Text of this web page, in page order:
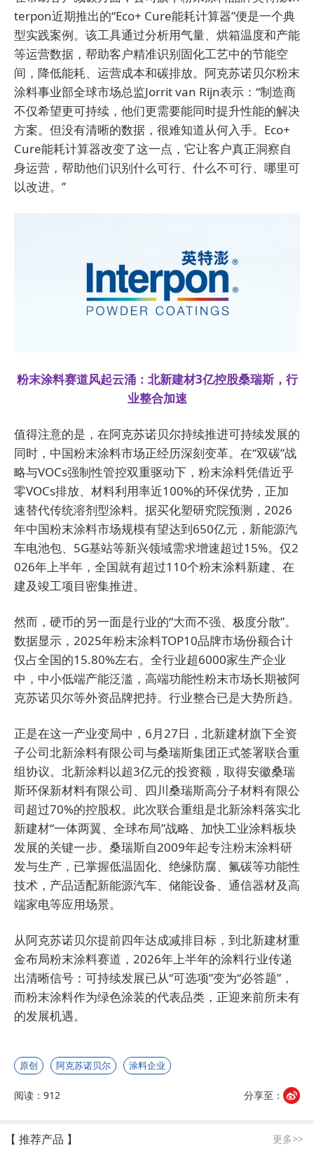
terpon近期推出的“Eco+ Cure能耗计算器”便是一个典
型实践案例。该工具通过分析用气量、烘箱温度和产能
等运营数据，帮助客户精准识别固化工艺中的节能空
间，降低能耗、运营成本和碳排放。阿克苏诺贝尔粉末
涂料事业部全球市场总监Jorrit van Rijn表示：“制造商
不仅希望更可持续，他们更需要能同时提升性能的解决
方案。但没有清晰的数据，很难知道从何入手。Eco+
Cure能耗计算器改变了这一点，它让客户真正洞察自
身运营，帮助他们识别什么可行、什么不可行、哪里可
以改进。”
粉末涂料赛道风起云涌：北新建材3亿控股桑瑞斯，行
业整合加速
值得注意的是，在阿克苏诺贝尔持续推进可持续发展的
同时，中国粉末涂料市场正经历深刻变革。在“双碳”战
略与VOCs强制性管控双重驱动下，粉末涂料凭借近乎
零VOCs排放、材料利用率近100%的环保优势，正加
速替代传统溶剂型涂料。据买化塑研究院预测，2026
年中国粉末涂料市场规模有望达到650亿元，新能源汽
车电池包、5G基站等新兴领域需求增速超过15%。仅2
026年上半年，全国就有超过110个粉末涂料新建、在
建及竣工项目密集推进。
然而，硬币的另一面是行业的“大而不强、极度分散”。
数据显示，2025年粉末涂料TOP10品牌市场份额合计
仅占全国的15.80%左右。全行业超6000家生产企业
中，中小低端产能泛滥，高端功能性粉末市场长期被阿
克苏诺贝尔等外资品牌把持。行业整合已是大势所趋。
正是在这一产业变局中，6月27日，北新建材旗下全资
子公司北新涂料有限公司与桑瑞斯集团正式签署联合重
组协议。北新涂料以超3亿元的投资额，取得安徽桑瑞
斯环保新材料有限公司、四川桑瑞斯高分子材料有限公
司超过70%的控股权。 此次联合重组是北新涂料落实北
新建材“一体两翼、全球布局”战略、加快工业涂料板块
发展的关键一步。桑瑞斯自2009年起专注粉末涂料研
发与生产，已掌握低温固化、绝缘防腐、氟碳等功能性
技术，产品适配新能源汽车、储能设备、通信器材及高
端家电等应用场景。
从阿克苏诺贝尔提前四年达成减排目标，到北新建材重
金布局粉末涂料赛道，2026年上半年的涂料行业传递
出清晰信号：可持续发展已从“可选项”变为“必答题”，
而粉末涂料作为绿色涂装的代表品类，正迎来前所未有
的发展机遇。
原创 阿克苏诺贝尔 涂料企业
阅读：912 分享至：
【 推荐产品 】 更多>>